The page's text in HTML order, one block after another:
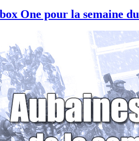
One pour la semaine